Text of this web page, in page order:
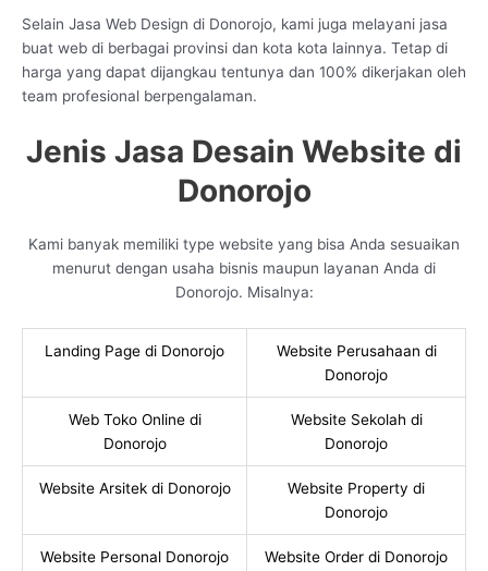
Selain Jasa Web Design di Donorojo, kami juga melayani jasa
buat web di berbagai provinsi dan kota kota lainnya. Tetap di
harga yang dapat dijangkau tentunya dan 100% dikerjakan oleh
team profesional berpengalaman.
Jenis Jasa Desain Website di
Donorojo
Kami banyak memiliki type website yang bisa Anda sesuaikan
menurut dengan usaha bisnis maupun layanan Anda di
Donorojo. Misalnya:
Landing Page di Donorojo
Website Perusahaan di
Donorojo
Web Toko Online di
Donorojo
Website Sekolah di
Donorojo
Website Arsitek di Donorojo
Website Property di
Donorojo
Website Personal Donorojo Website Order di Donorojo